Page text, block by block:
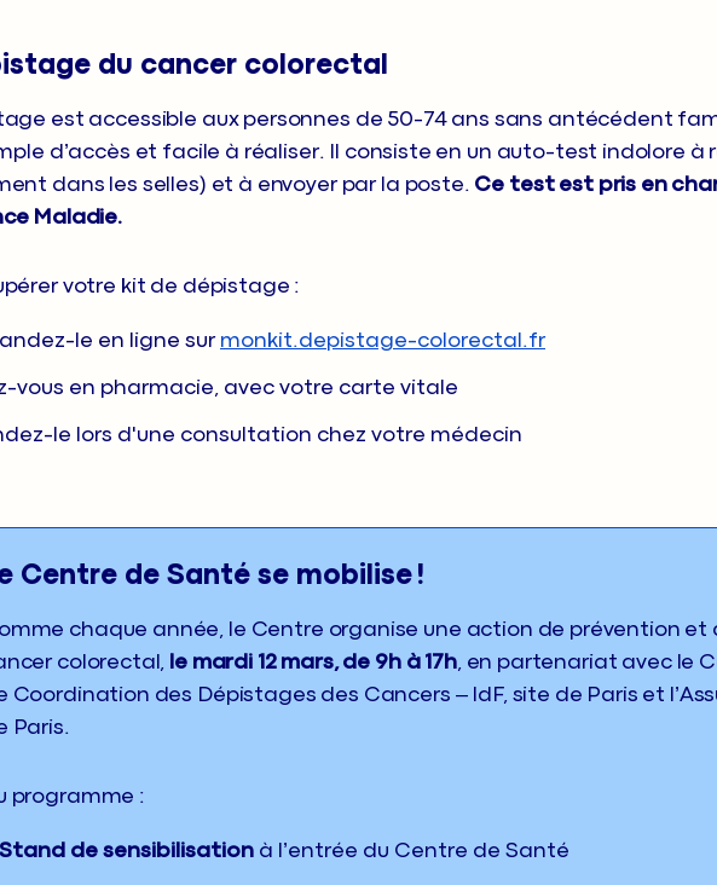
du cancer colorectal
est accessible aux personnes de 50-74 ans sans antécédent
d’accès et facile à réaliser. Il consiste en un auto-test indolore à
dans les selles) et à envoyer par la poste. Ce test est pris en
Maladie.
votre kit de dépistage :
le en ligne sur monkit.depistage-colorectal.fr
vous en pharmacie, avec votre carte vitale
le lors d'une consultation chez votre médecin
Centre de Santé se mobilise !
chaque année, le Centre organise une action de prévention et
colorectal, le mardi 12 mars, de 9h à 17h, en partenariat avec le
Coordination des Dépistages des Cancers – IdF, site de Paris et
Paris.
programme :
Stand de sensibilisation à l’entrée du Centre de Santé